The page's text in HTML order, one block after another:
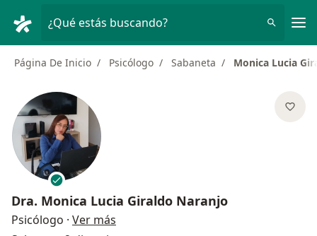
¿Qué estás buscando?
Página De Inicio Psicólogo Sabaneta Monica Lucia
Dra. Monica Lucia Giraldo Naranjo
Psicólogo · Ver más